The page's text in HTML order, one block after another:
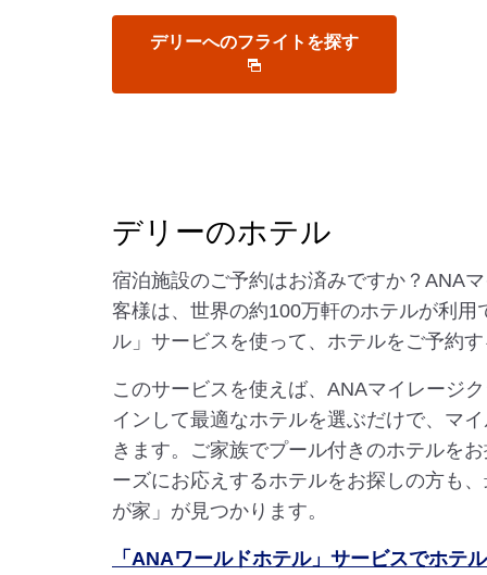
デリーへのフライトを探す
デリーのホテル
宿泊施設のご予約はお済みですか？ANA
客様は、世界の約100万軒のホテルが利用
ル」サービスを使って、ホテルをご予約
このサービスを使えば、ANAマイレージ
インして最適なホテルを選ぶだけで、マ
きます。ご家族でプール付きのホテルを
ーズにお応えするホテルをお探しの方も
が家」が見つかります。
「ANAワールドホテル」サービスでホテ